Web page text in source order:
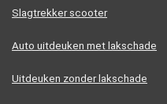
Slagtrekker scooter
Auto uitdeuken met lakschade
Uitdeuken zonder lakschade